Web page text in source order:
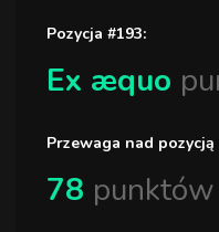
Pozycja #193:
Ex æquo
Przewaga nad pozycją
78 punktów